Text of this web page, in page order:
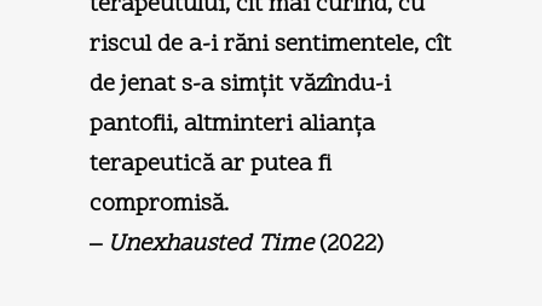
riscul de a-i răni sentimentele, cît
de jenat s-a simţit văzîndu-i
pantofii, altminteri alianţa
terapeutică ar putea fi
compromisă.
– Unexhausted Time(2022)